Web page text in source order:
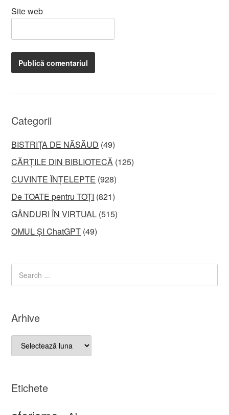
Site web
Categorii
BISTRIȚA DE NĂSĂUD (49)
CĂRȚILE DIN BIBLIOTECĂ (125)
CUVINTE ÎNȚELEPTE (928)
De TOATE pentru TOȚI (821)
GÂNDURI ÎN VIRTUAL (515)
OMUL ȘI ChatGPT (49)
Arhive
Arhive
Etichete